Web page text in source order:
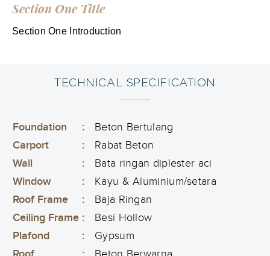
Section One Title
Section One Introduction
TECHNICAL SPECIFICATION
Foundation :
Beton Bertulang
Carport
:
Rabat Beton
Wall
:
Bata ringan diplester aci
Window
:
Kayu & Aluminium/setara
Roof Frame
:
Baja Ringan
Ceiling Frame :
Besi Hollow
Plafond
:
Gypsum